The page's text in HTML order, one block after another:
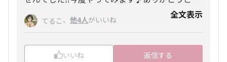
います。
てるこ 、 他4人がいいね 全文表示
いいね 返信する